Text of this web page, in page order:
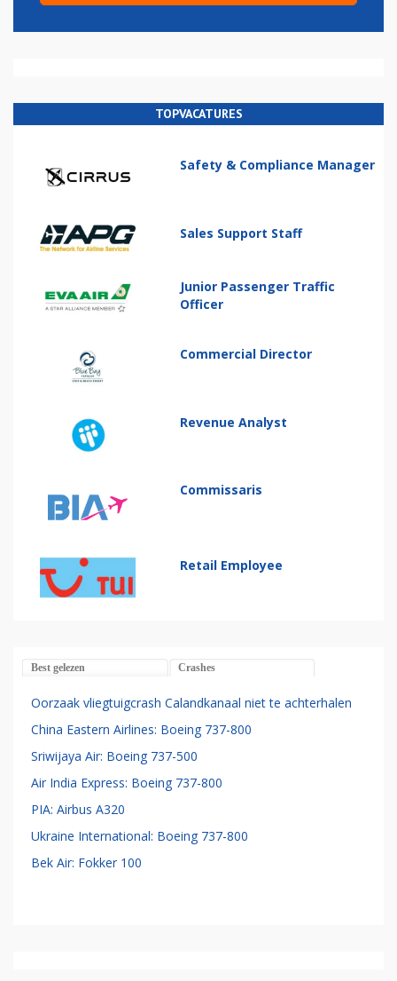
TOPVACATURES
Safety & Compliance Manager
Sales Support Staff
Junior Passenger Traffic
Officer
Commercial Director
Revenue Analyst
Commissaris
Retail Employee
Best gelezen Crashes
Oorzaak vliegtuigcrash Calandkanaal niet te achterhalen
China Eastern Airlines: Boeing 737-800
Sriwijaya Air: Boeing 737-500
Air India Express: Boeing 737-800
PIA: Airbus A320
Ukraine International: Boeing 737-800
Bek Air: Fokker 100